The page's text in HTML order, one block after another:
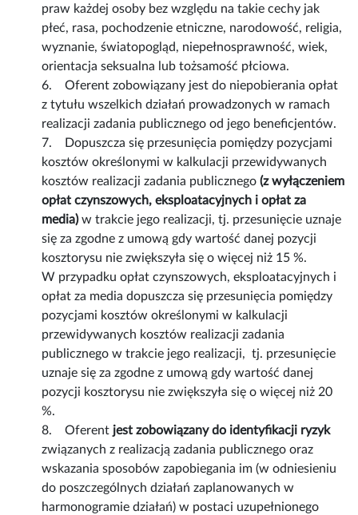
praw każdej osoby bez względu na takie cechy jak
płeć, rasa, pochodzenie etniczne, narodowość, religia,
wyznanie, światopogląd, niepełnosprawność, wiek,
orientacja seksualna lub tożsamość płciowa.
6. Oferent zobowiązany jest do niepobierania opłat
z tytułu wszelkich działań prowadzonych w ramach
realizacji zadania publicznego od jego beneficjentów.
7. Dopuszcza się przesunięcia pomiędzy pozycjami
kosztów określonymi w kalkulacji przewidywanych
kosztów realizacji zadania publicznego(z wyłączeniem
opłat czynszowych, eksploatacyjnych i opłat za
media)w trakcie jego realizacji, tj. przesunięcie uznaje
się za zgodne z umową gdy wartość danej pozycji
kosztorysu nie zwiększyła się o więcej niż 15 %.
W przypadku opłat czynszowych, eksploatacyjnych i
opłat za media dopuszcza się przesunięcia pomiędzy
pozycjami kosztów określonymi w kalkulacji
przewidywanych kosztów realizacji zadania
publicznego w trakcie jego realizacji, tj. przesunięcie
uznaje się za zgodne z umową gdy wartość danej
pozycji kosztorysu nie zwiększyła się o więcej niż 20
%.
8. Oferent jest zobowiązany do identyfikacji ryzyk
związanych z realizacją zadania publicznego oraz
wskazania sposobów zapobiegania im (w odniesieniu
do poszczególnych działań zaplanowanych w
harmonogramie działań) w postaci uzupełnionego